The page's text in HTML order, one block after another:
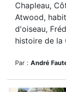
Chapleau,
Atwood,
d'oiseau,
histoire de la
Par : André